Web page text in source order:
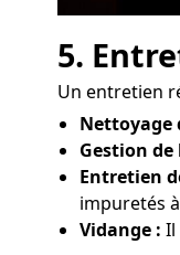
5.
Un entretien
Nettoyage
Gestion de
Entretien
impuretés
Vidange : Il